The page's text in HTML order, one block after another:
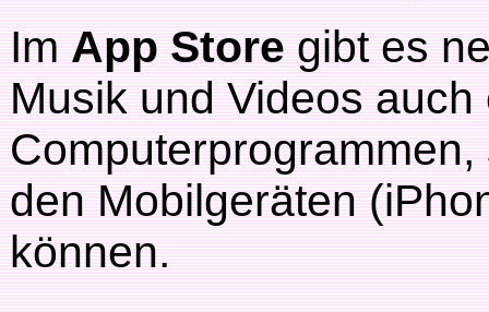
ImApp Storegibt es
Musik und Videos
den Mobilgeräten
können.